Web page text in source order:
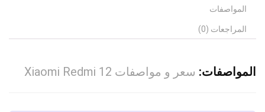
المواصفات
المراجعات (0)
المواصفات: سعر و مواصفات Xiaomi Redmi 12